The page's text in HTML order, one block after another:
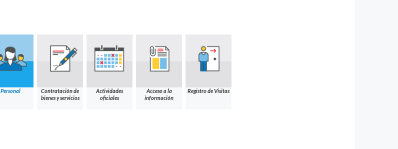
Personal
Contratación de
bienes y servicios
Actividades
oficiales
Acceso a la
información
Registro de Visitas